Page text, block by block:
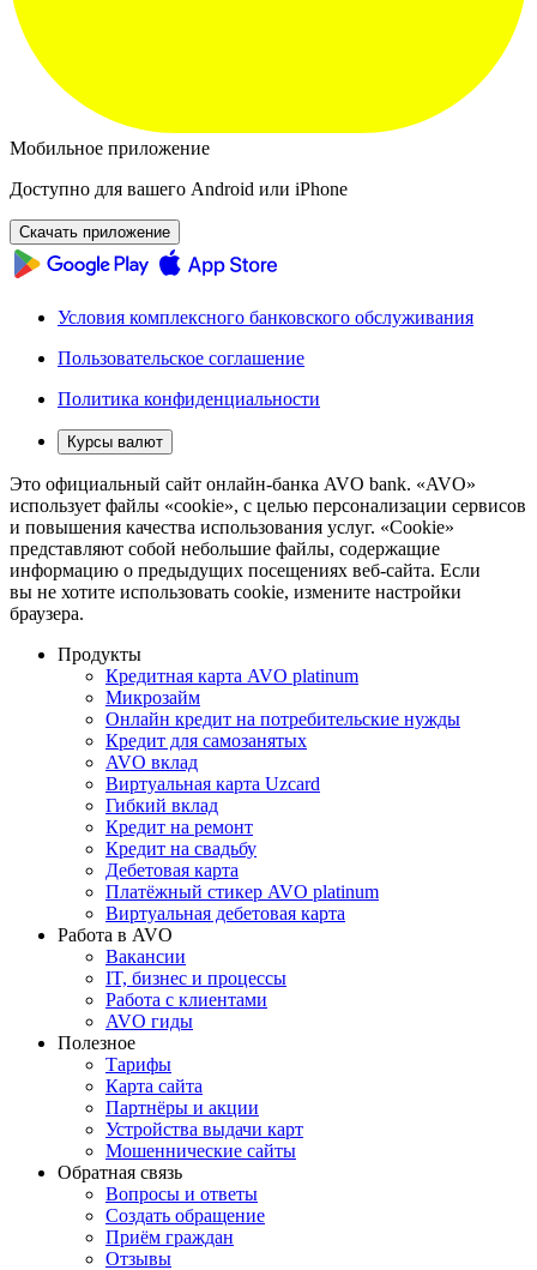
Мобильное приложение
Доступно для вашего Android или iPhone
Скачать приложение
Условия комплексного банковского обслуживания
Пользовательское соглашение
Политика конфиденциальности
Курсы валют
Это официальный сайт онлайн-банка AVO bank. «AVO»
использует файлы «cookie», с целью персонализации сервисов
и повышения качества использования услуг. «Cookie»
представляют собой небольшие файлы, содержащие
информацию о предыдущих посещениях веб-сайта. Если
вы не хотите использовать cookie, измените настройки
браузера.
Продукты
Кредитная карта AVO platinum
Микрозайм
Онлайн кредит на потребительские нужды
Кредит для самозанятых
AVO вклад
Виртуальная карта Uzcard
Гибкий вклад
Кредит на ремонт
Кредит на свадьбу
Дебетовая карта
Платёжный стикер AVO platinum
Виртуальная дебетовая карта
Работа в AVO
Вакансии
IT, бизнес и процессы
Работа с клиентами
AVO гиды
Полезное
Тарифы
Карта сайта
Партнёры и акции
Устройства выдачи карт
Мошеннические cайты
Обратная связь
Вопросы и ответы
Создать обращение
Приём граждан
Отзывы